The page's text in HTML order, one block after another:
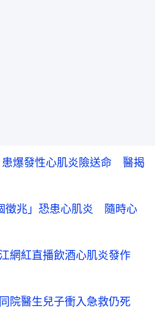
爆發性心肌炎險送命 醫揭
徵兆」恐患心肌炎 隨時心
網紅直播飲酒心肌炎發作
院醫生兒子衝入急救仍死